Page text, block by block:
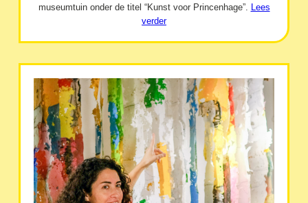
museumtuin onder de titel “Kunst voor Princenhage”. Lees
verder